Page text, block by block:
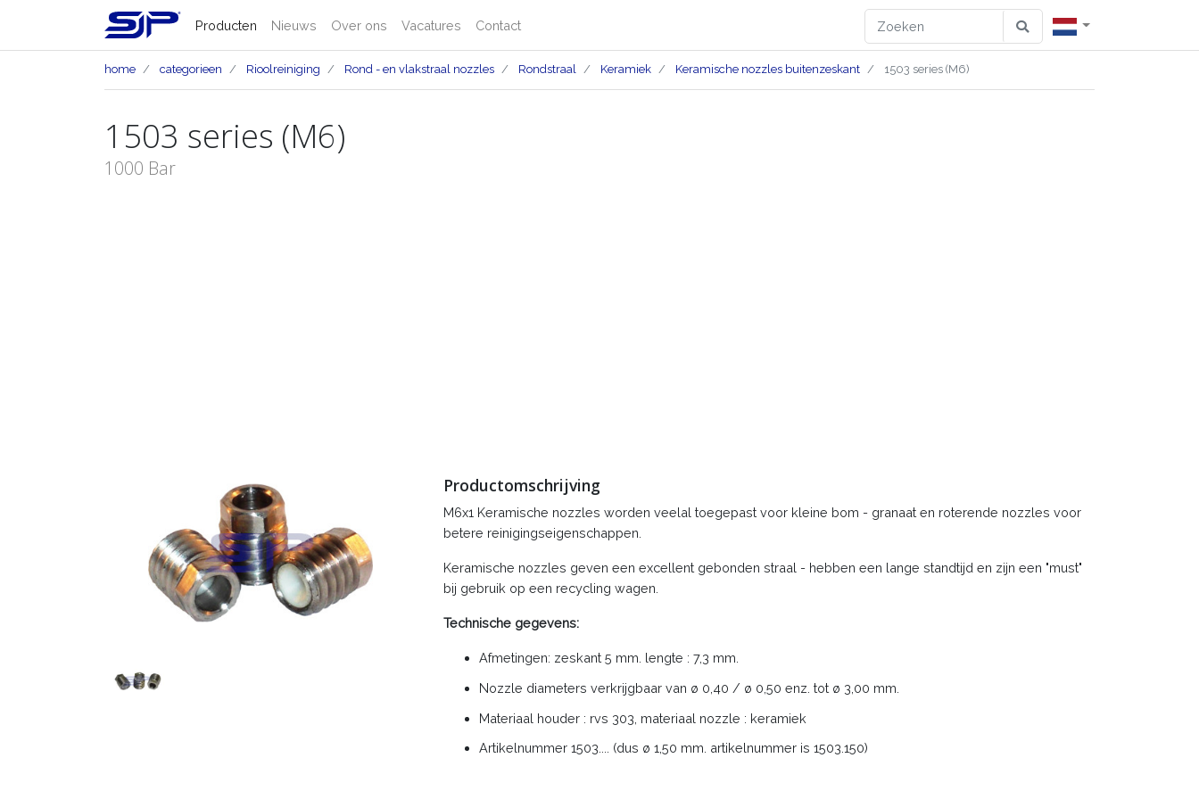
Producten Nieuws Over ons Vacatures Contact
home categorieen Rioolreiniging Rond - en vlakstraal nozzles Rondstraal Keramiek Keramische nozzles buitenzeskant 1503 series (M6)
1503 series (M6)
1000 Bar
Productomschrijving
M6x1 Keramische nozzles worden veelal toegepast voor kleine bom - granaat en roterende nozzles voor
betere reinigingseigenschappen.
Keramische nozzles geven een excellent gebonden straal - hebben een lange standtijd en zijn een "must"
bij gebruik op een recycling wagen.
Technische gegevens:
Afmetingen: zeskant 5 mm. lengte : 7,3 mm.
Nozzle diameters verkrijgbaar van ø 0,40 / ø 0,50 enz. tot ø 3,00 mm.
Materiaal houder : rvs 303, materiaal nozzle : keramiek
Artikelnummer 1503.... (dus ø 1,50 mm. artikelnummer is 1503.150)